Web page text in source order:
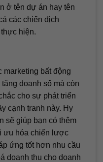
ở tên dự án hay tên
các chiến dịch
hiện.
bất động
doanh số mà còn
cho sự phát triển
cạnh tranh này. Hy
sẽ giúp bạn có thêm
ưu hóa chiến lược
ứng tốt hơn nhu cầu
doanh thu cho doanh